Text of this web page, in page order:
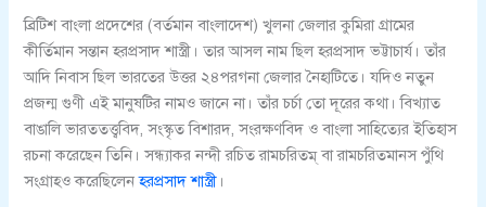
ব্রিটিশ বাংলা প্রদেশের (বর্তমান বাংলাদেশ) খুলনা জেলার কুমিরা গ্রামের
কীর্তিমান সন্তান হরপ্রসাদ শাস্ত্রী। তার আসল নাম ছিল হরপ্রসাদ ভট্টাচার্য। তাঁর
আদি নিবাস ছিল ভারতের উত্তর ২৪পরগনা জেলার নৈহাটিতে। যদিও নতুন
প্রজন্ম গুণী এই মানুষটির নামও জানে না। তাঁর চর্চা তো দূরের কথা। বিখ্যাত
বাঙালি ভারততত্ত্ববিদ, সংস্কৃত বিশারদ, সংরক্ষণবিদ ও বাংলা সাহিত্যের ইতিহাস
রচনা করেছেন তিনি। সন্ধ্যাকর নন্দী রচিত রামচরিতম্ বা রামচরিতমানস পুঁথি
সংগ্রাহও করেছিলেনহরপ্রসাদ শাস্ত্রী ।